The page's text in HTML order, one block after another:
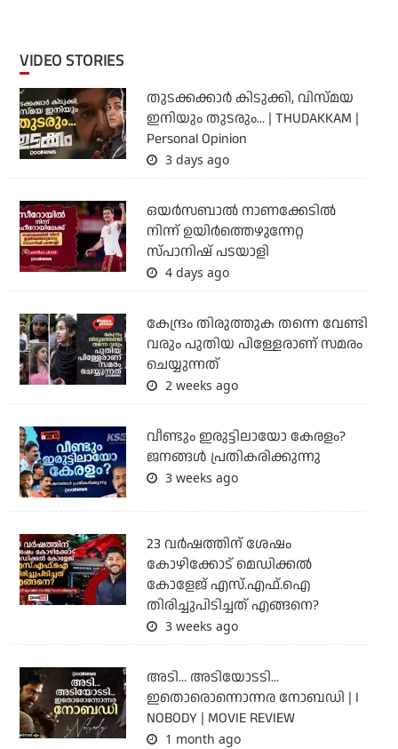
VIDEO STORIES
തുടക്കക്കാര്‍ കിടുക്കി, വിസ്മയ
ഇനിയും തുടരും... | THUDAKKAM |
Personal Opinion
3 days ago
ഒയര്‍സബാൽ നാണക്കേടിൽ
നിന്ന് ഉയിർത്തെഴുന്നേറ്റ
സ്പാനിഷ് പടയാളി
4 days ago
കേന്ദ്രം തിരുത്തുക തന്നെ വേണ്ടി
വരും പുതിയ പിള്ളേരാണ് സമരം
ചെയ്യുന്നത്
2 weeks ago
വീണ്ടും ഇരുട്ടിലായോ കേരളം?
ജനങ്ങൾ പ്രതികരിക്കുന്നു
3 weeks ago
23 വർഷത്തിന് ശേഷം
കോഴിക്കോട് മെഡിക്കൽ
കോളേജ് എസ്.എഫ്.ഐ
തിരിച്ചുപിടിച്ചത് എങ്ങനെ?
3 weeks ago
അടി... അടിയോടടി...
ഇതൊരൊന്നൊന്നര നോബഡി | I
NOBODY | MOVIE REVIEW
1 month ago